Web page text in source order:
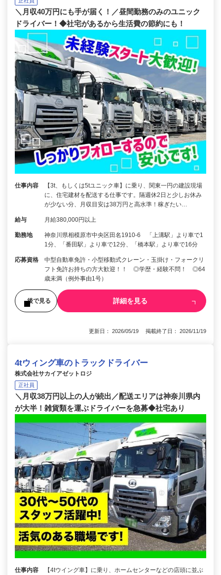
＼月収40万円にも手が届く！／昼間勤務のみのユニック
ドライバー！◆社宅があるから生活費の節約にも！
仕事内容
【3t、もしくは5tユニック車】に乗り、関東一円の建設現場
に、住宅建材を配送する仕事です。隔週休2日と少しお休み
が少ない分、月収目安は38万円と高水準！稼ぎたい…
給与 月給380,000円以上
勤務地
神奈川県相模原市中央区田名1910-6 「上溝駅」より車で1
1分、「番田駅」より車で12分、「橋本駅」より車で16分
応募資格
中型自動車免許・小型移動式クレーン・玉掛け・フォークリ
フト免許お持ちの方大歓迎！！ ◎学歴・経験不問！ ◎64
歳未満（例外事由1号）
後で見る 詳細を見る
更新日： 2026/05/19 掲載終了日： 2026/11/19
4tウィング車のトラックドライバー
株式会社サカイアゼットロジ
正社員
＼月収38万円以上の人が続出／配送エリアは神奈川県内
が大半！雑貨類を運ぶドライバーを急募◆社宅あり
仕事内容
【4tウイング車】に乗り、ホームセンターなどの店頭に並ぶ